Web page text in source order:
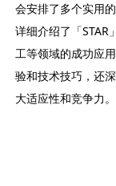
会安排了多个实用
详细介绍了「STAR
工等领域的成功应
验和技术技巧，还
大适应性和竞争力。